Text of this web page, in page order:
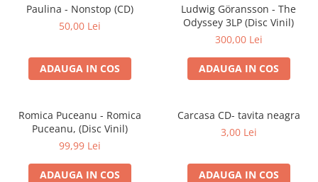
Viniluri Românești
Colecția Electrecord
Paulina - Nonstop (CD)
50,00 Lei
ADAUGA IN COS
Ludwig Göransson - The
Odyssey 3LP (Disc Vinil)
300,00 Lei
ADAUGA IN COS
Romica Puceanu - Romica
Puceanu, (Disc Vinil)
99,99 Lei
ADAUGA IN COS
Carcasa CD- tavita neagra
3,00 Lei
ADAUGA IN COS